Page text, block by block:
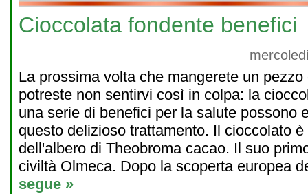
Cioccolata fondente benefici
La prossima volta che mangerete un
potreste non sentirvi così in colpa: la
una serie di benefici per la salute possono
questo delizioso trattamento. Il cioccolato
dell'albero di Theobroma cacao. Il suo
civiltà Olmeca. Dopo la scoperta europea
segue »